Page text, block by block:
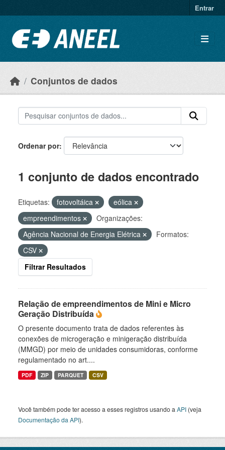
Entrar
Conjuntos de dados
Ordenar por
1 conjunto de dados encontrado
Etiquetas: fotovoltáica
eólica
empreendimentos
Organizações:
Agência Nacional de Energia Elétrica
Formatos:
CSV
Filtrar Resultados
Relação de empreendimentos de Mini e Micro
Geração Distribuída
O presente documento trata de dados referentes às
conexões de microgeração e minigeração distribuída
(MMGD) por meio de unidades consumidoras, conforme
regulamentado no art....
PDF ZIP PARQUET CSV
Você também pode ter acesso a esses registros usando a API (veja
Documentação da API).